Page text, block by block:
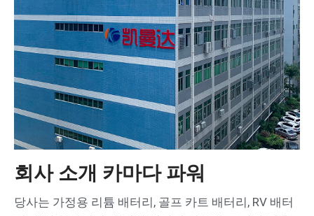
회사 소개 카마다 파워
당사는 가정용 리튬 배터리, 골프 카트 배터리, RV 배터